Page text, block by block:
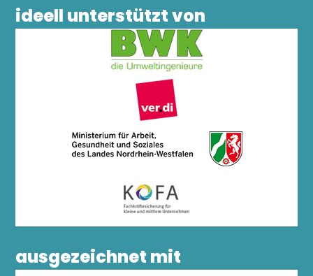
ideell unterstützt von
ausgezeichnet mit